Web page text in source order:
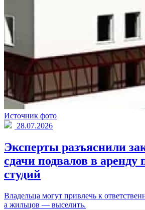
Источник фото
28.07.2026
Эксперты разъяснили
сдачи подвалов в аренду
студий
Владельца могут привлечь к
а жильцов — выселить.